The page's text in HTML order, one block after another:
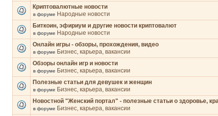
Криптовалютные новости
в форуме Народные новости
Биткоин, эфириум и другие новости криптовалют
в форуме Народные новости
Онлайн игры - обзоры, прохождения, видео
в форуме Бизнес, карьера, вакансии
Обзоры онлайн игр и новости
в форуме Бизнес, карьера, вакансии
Полезные статьи для девушек и женщин
в форуме Бизнес, карьера, вакансии
Новостной "Женский портал" - полезные статьи о здоровье,
в форуме Бизнес, карьера, вакансии